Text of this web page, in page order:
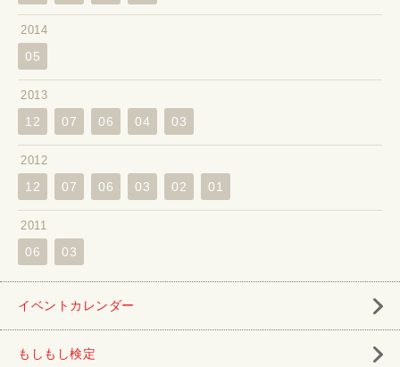
2014
05
2013
12 07 06 04 03
2012
12 07 06 03 02 01
2011
06 03
イベントカレンダー
もしもし検定